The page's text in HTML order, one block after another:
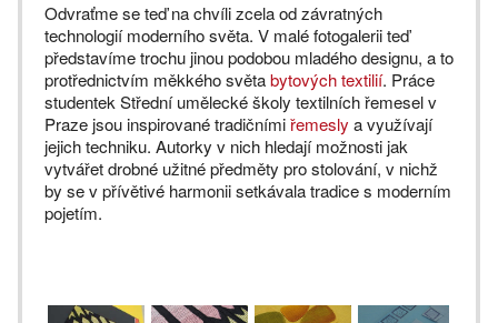
Odvraťme se teď na chvíli zcela od závratných
technologií moderního světa. V malé fotogalerii teď
představíme trochu jinou podobou mladého designu, a to
protřednictvím měkkého světabytových textilií. Práce
studentek Střední umělecké školy textilních řemesel v
Praze jsou inspirované tradičnímiřemesly a využívají
jejich techniku. Autorky v nich hledají možnosti jak
vytvářet drobné užitné předměty pro stolování, v nichž
by se v přívětivé harmonii setkávala tradice s moderním
pojetím.